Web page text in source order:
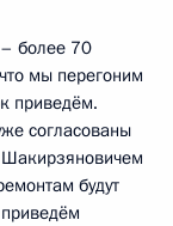
– более 70
мы перегоним
приведём.
согласованы
будут